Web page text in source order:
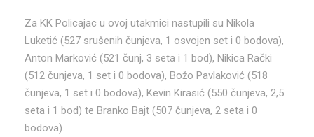
Za KK Policajac u ovoj utakmici nastupili su Nikola
Luketić (527 srušenih čunjeva, 1 osvojen set i 0 bodova),
Anton Marković (521 čunj, 3 seta i 1 bod), Nikica Rački
(512 čunjeva, 1 set i 0 bodova), Božo Pavlaković (518
čunjeva, 1 set i 0 bodova), Kevin Kirasić (550 čunjeva, 2,5
seta i 1 bod) te Branko Bajt (507 čunjeva, 2 seta i 0
bodova).